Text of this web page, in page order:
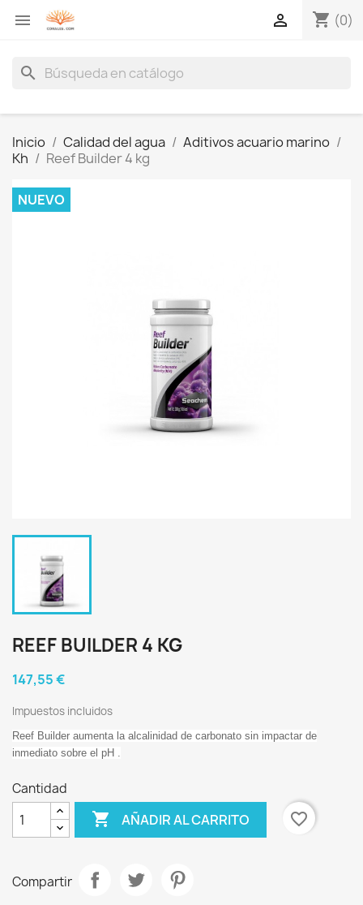
 shopping_cart (0)

search
Inicio Calidad del agua
Aditivos acuario marino
Kh
Reef Builder 4 kg
NUEVO
REEF BUILDER 4 KG
147,55 €
Impuestos incluidos
Reef Builder aumenta la alcalinidad de carbonato sin impactar de
inmediato sobre el pH .
Cantidad
 AÑADIR AL CARRITO favorite_border
Compartir